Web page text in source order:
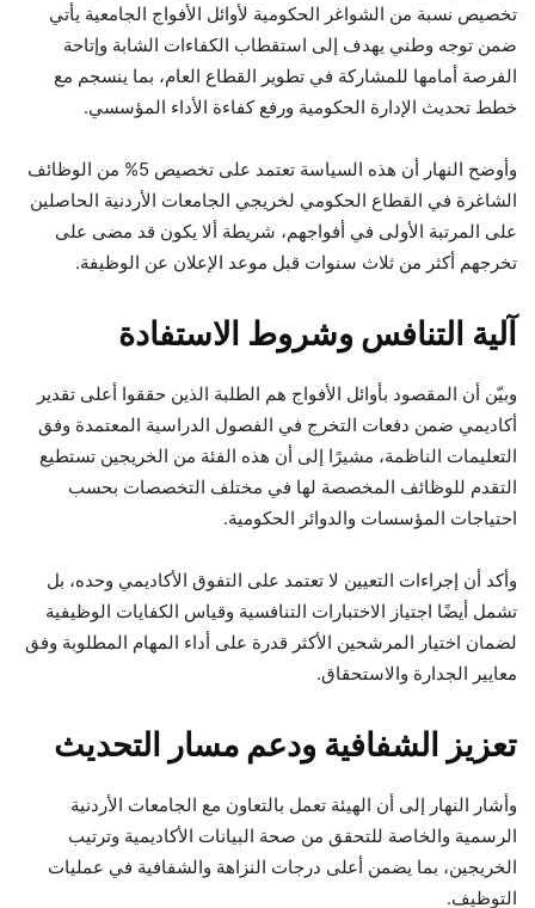
تخصيص نسبة من الشواغر الحكومية لأوائل الأفواج الجامعية يأتي
ضمن توجه وطني يهدف إلى استقطاب الكفاءات الشابة وإتاحة
الفرصة أمامها للمشاركة في تطوير القطاع العام، بما ينسجم مع
خطط تحديث الإدارة الحكومية ورفع كفاءة الأداء المؤسسي.
وأوضح النهار أن هذه السياسة تعتمد على تخصيص 5% من الوظائف
الشاغرة في القطاع الحكومي لخريجي الجامعات الأردنية الحاصلين
على المرتبة الأولى في أفواجهم، شريطة ألا يكون قد مضى على
تخرجهم أكثر من ثلاث سنوات قبل موعد الإعلان عن الوظيفة.
آلية التنافس وشروط الاستفادة
وبيّن أن المقصود بأوائل الأفواج هم الطلبة الذين حققوا أعلى تقدير
أكاديمي ضمن دفعات التخرج في الفصول الدراسية المعتمدة وفق
التعليمات الناظمة، مشيرًا إلى أن هذه الفئة من الخريجين تستطيع
التقدم للوظائف المخصصة لها في مختلف التخصصات بحسب
احتياجات المؤسسات والدوائر الحكومية.
وأكد أن إجراءات التعيين لا تعتمد على التفوق الأكاديمي وحده، بل
تشمل أيضًا اجتياز الاختبارات التنافسية وقياس الكفايات الوظيفية
لضمان اختيار المرشحين الأكثر قدرة على أداء المهام المطلوبة وفق
معايير الجدارة والاستحقاق.
تعزيز الشفافية ودعم مسار التحديث
وأشار النهار إلى أن الهيئة تعمل بالتعاون مع الجامعات الأردنية
الرسمية والخاصة للتحقق من صحة البيانات الأكاديمية وترتيب
الخريجين، بما يضمن أعلى درجات النزاهة والشفافية في عمليات
التوظيف.